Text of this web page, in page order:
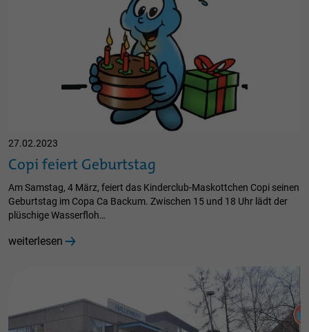
27.02.2023
Copi feiert Geburtstag
Am Samstag, 4 März, feiert das Kinderclub-Maskottchen Copi seinen
Geburtstag im Copa Ca Backum. Zwischen 15 und 18 Uhr lädt der
plüschige Wasserfloh…
weiterlesen